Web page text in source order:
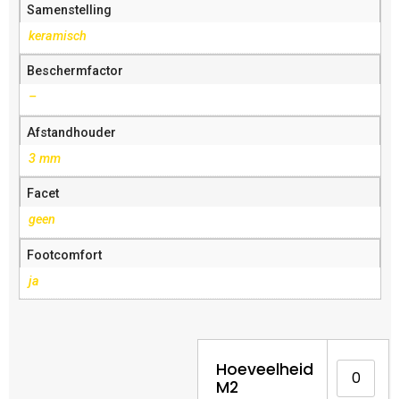
Samenstelling
keramisch
Beschermfactor
–
Afstandhouder
3 mm
Facet
geen
Footcomfort
ja
Hoeveelheid
M2